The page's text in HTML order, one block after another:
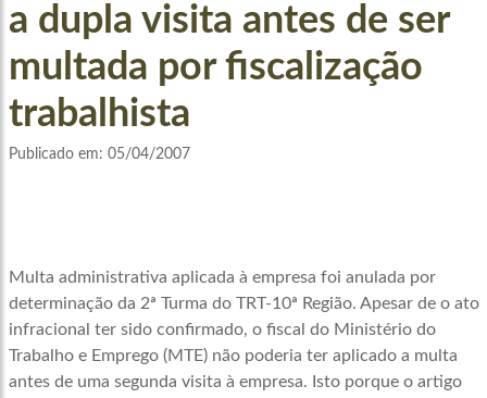
a dupla visita antes de ser
multada por fiscalização
trabalhista
Publicado em: 05/04/2007
Multa administrativa aplicada à empresa foi anulada por
determinação da 2ª Turma do TRT-10ª Região. Apesar de o ato
infracional ter sido confirmado, o fiscal do Ministério do
Trabalho e Emprego (MTE) não poderia ter aplicado a multa
antes de uma segunda visita à empresa. Isto porque o artigo